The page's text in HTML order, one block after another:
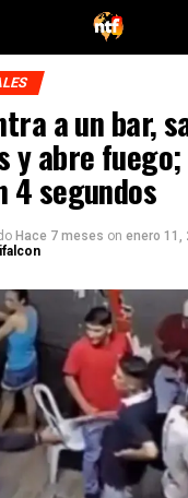
a un bar,
y abre
4 segundos
Hace 7 meses on enero 11,